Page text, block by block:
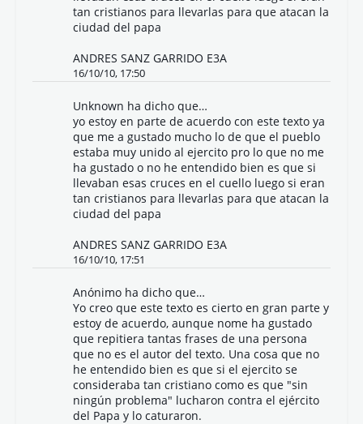
tan cristianos para llevarlas para que atacan la
ciudad del papa
ANDRES SANZ GARRIDO E3A
16/10/10, 17:50
Unknown ha dicho que…
yo estoy en parte de acuerdo con este texto ya
que me a gustado mucho lo de que el pueblo
estaba muy unido al ejercito pro lo que no me
ha gustado o no he entendido bien es que si
llevaban esas cruces en el cuello luego si eran
tan cristianos para llevarlas para que atacan la
ciudad del papa
ANDRES SANZ GARRIDO E3A
16/10/10, 17:51
Anónimo ha dicho que…
Yo creo que este texto es cierto en gran parte y
estoy de acuerdo, aunque nome ha gustado
que repitiera tantas frases de una persona
que no es el autor del texto. Una cosa que no
he entendido bien es que si el ejercito se
consideraba tan cristiano como es que "sin
ningún problema" lucharon contra el ejército
del Papa y lo caturaron.